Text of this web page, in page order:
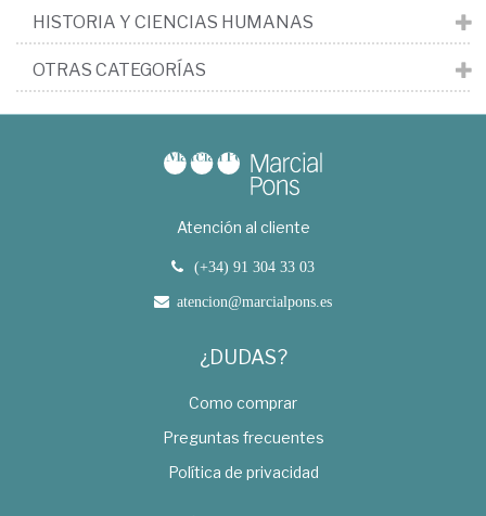
HISTORIA Y CIENCIAS HUMANAS
OTRAS CATEGORÍAS
Atención al cliente
(+34) 91 304 33 03
atencion@marcialpons.es
¿DUDAS?
Como comprar
Preguntas frecuentes
Política de privacidad